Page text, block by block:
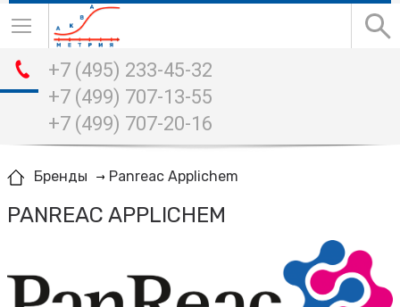
+7 (495) 233-45-32
+7 (499) 707-13-55
+7 (499) 707-20-16
Бренды Panreac Applichem
PANREAC APPLICHEM